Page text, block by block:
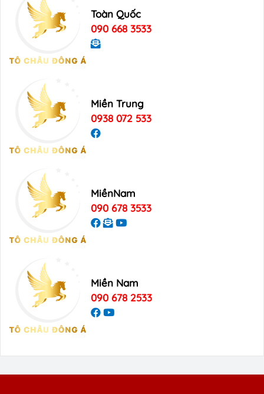
Toàn Quốc
090 668 3533
Miền Trung
0938 072 533
MiềnNam
090 678 3533
Miền Nam
090 678 2533